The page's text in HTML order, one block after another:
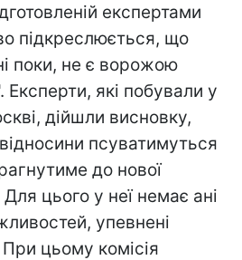
експертами
підкреслюється, що
поки, не є ворожою
які побували у
дійшли висновку,
псуватимуться
до нової
Для цього у неї немає ані
упевнені
При цьому комісія